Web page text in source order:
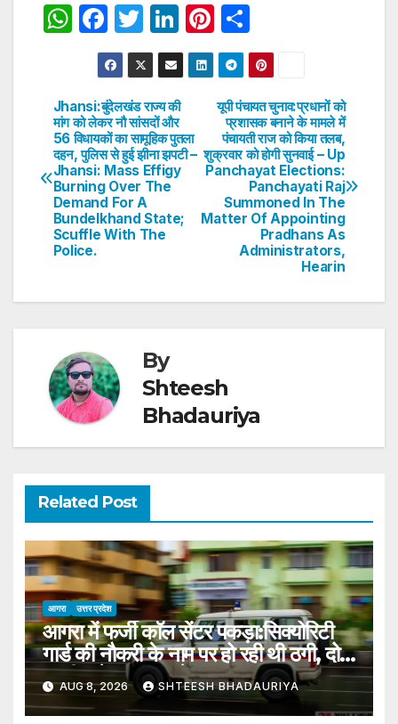
W
s
A
p
p
F
a
c
e
b
o
o
k
T
w
itt
er
Li
n
k
e
dI
n
Pi
nt
er
e
st
h
ar
e
Post
navigation
यूपी पंचायत चुनाव:प्रधानों को
प्रशासक बनाने के मामले में
पंचायती राज को किया तलब,
शुक्रवार को होगी सुनवाई – Up
Panchayat Elections:
Panchayati Raj
Summoned In The
Matter Of Appointing
Pradhans As
Administrators,
Hearin
Jhansi:बुंदेलखंड राज्य की
मांग को लेकर नौ सांसदों और
56 विधायकों का सामूहिक पुतला
दहन, पुलिस से हुई झीना झपटी –
Jhansi: Mass Effigy
Burning Over The
Demand For A
Bundelkhand State;
Scuffle With The
Police.
By
Shteesh
Bhadauriya
Related Post
आगरा उत्तर प्रदेश
आगरा में फर्जी काॅल सेंटर पकड़ा:सिक्योरिटी
गार्ड की नाैकरी के नाम पर हो रही थी ठगी, दो
युवती समेत चार पकड़े – Police Bust
Fake Call Center In Agra
AUG 8, 2026 SHTEESH BHADAURIYA